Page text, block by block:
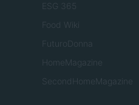
ESG 365
Food Wiki
FuturoDonna
HomeMagazine
SecondHomeMagazine